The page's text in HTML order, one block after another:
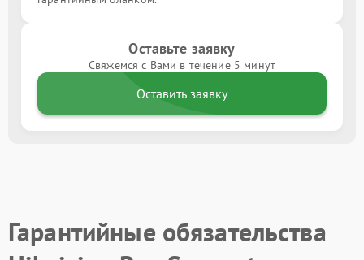
Оставьте заявку
Свяжемся с Вами в течение 5 минут
Оставить заявку
Гарантийные обязательства